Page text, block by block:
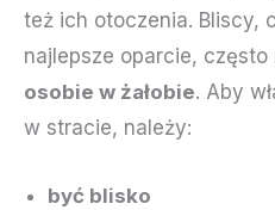
też ich otoczenia. Bliscy,
najlepsze oparcie, często
osobie w żałobie. Aby
w stracie, należy:
być blisko